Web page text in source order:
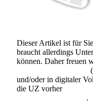
Dieser Artikel ist für
braucht allerdings
können. Daher freuen
und/oder in digitaler
die UZ vorher
.